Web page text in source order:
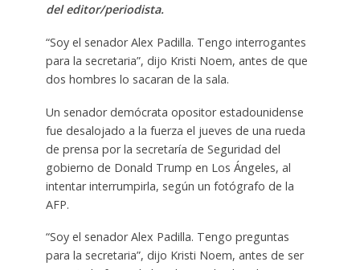
del editor/periodista.
“Soy el senador Alex Padilla. Tengo interrogantes
para la secretaria”, dijo Kristi Noem, antes de que
dos hombres lo sacaran de la sala.
Un senador demócrata opositor estadounidense
fue desalojado a la fuerza el jueves de una rueda
de prensa por la secretaría de Seguridad del
gobierno de Donald Trump en Los Ángeles, al
intentar interrumpirla, según un fotógrafo de la
AFP.
“Soy el senador Alex Padilla. Tengo preguntas
para la secretaria”, dijo Kristi Noem, antes de ser